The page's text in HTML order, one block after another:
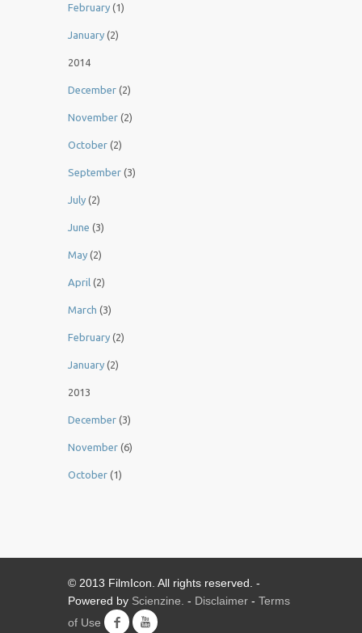
February (1)
January (2)
2014
December (2)
November (2)
October (2)
September (3)
July (2)
June (3)
May (2)
April (2)
March (3)
February (2)
January (2)
2013
December (3)
November (6)
October (1)
© 2013 FilmIcon. All rights reserved. -
Powered by Scienzine. - Disclaimer - Terms
of Use